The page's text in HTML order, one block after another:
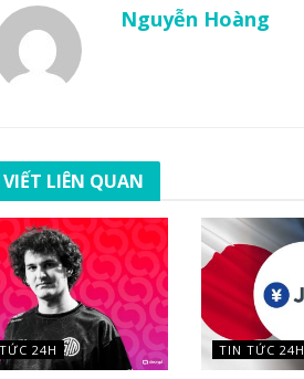
Nguyễn Hoàng
LIÊN QUAN
24H TIN TỨC 24H